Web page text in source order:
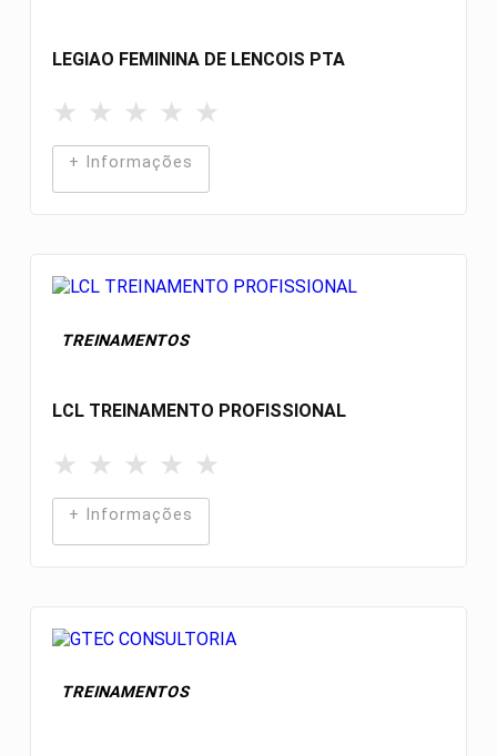
LEGIAO FEMININA DE LENCOIS PTA
★ ★ ★ ★ ★
+ Informações
TREINAMENTOS
LCL TREINAMENTO PROFISSIONAL
★ ★ ★ ★ ★
+ Informações
TREINAMENTOS